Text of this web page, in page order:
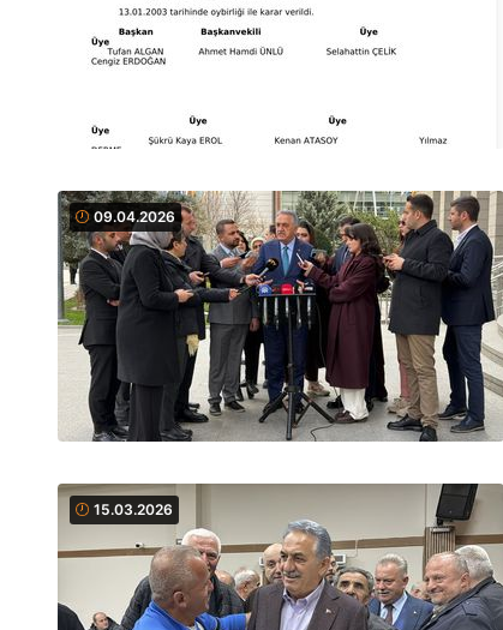
09.04.2026
15.03.2026